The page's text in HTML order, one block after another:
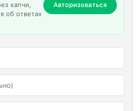
капчи,
об ответах
Авторизоваться